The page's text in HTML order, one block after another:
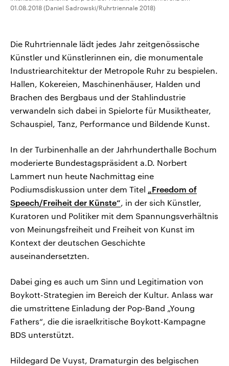
01.08.2018 (Daniel Sadrowski/Ruhrtriennale 2018)
Die Ruhrtriennale lädt jedes Jahr zeitgenössische
Künstler und Künstlerinnen ein, die monumentale
Industriearchitektur der Metropole Ruhr zu bespielen.
Hallen, Kokereien, Maschinenhäuser, Halden und
Brachen des Bergbaus und der Stahlindustrie
verwandeln sich dabei in Spielorte für Musiktheater,
Schauspiel, Tanz, Performance und Bildende Kunst.
In der Turbinenhalle an der Jahrhunderthalle Bochum
moderierte Bundestagspräsident a.D. Norbert
Lammert nun heute Nachmittag eine
Podiumsdiskussion unter dem Titel „Freedom of
Speech/Freiheit der Künste“, in der sich Künstler,
Kuratoren und Politiker mit dem Spannungsverhältnis
von Meinungsfreiheit und Freiheit von Kunst im
Kontext der deutschen Geschichte
auseinandersetzten.
Dabei ging es auch um Sinn und Legitimation von
Boykott-Strategien im Bereich der Kultur. Anlass war
die umstrittene Einladung der Pop-Band „Young
Fathers“, die die israelkritische Boykott-Kampagne
BDS unterstützt.
Hildegard De Vuyst, Dramaturgin des belgischen